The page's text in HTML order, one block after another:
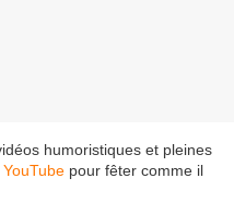
humoristiques et pleines
pour fêter comme il